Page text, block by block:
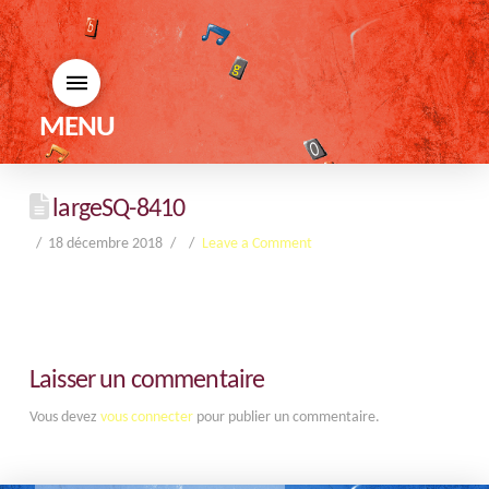
MENU
largeSQ-8410
18 décembre 2018 Leave a Comment
Laisser un commentaire
Vous devez vous connecterpour publier un commentaire.